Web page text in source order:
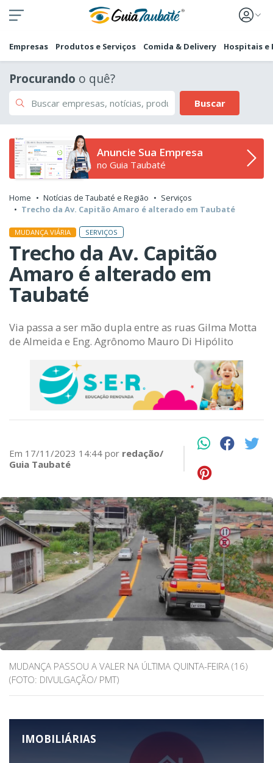
Empresas Produtos e Serviços Comida & Delivery Hospitais e
Procurando o quê?
Buscar
Anuncie Sua Empresa
no Guia Taubaté
Home Notícias de Taubaté e Região
Serviços
Trecho da Av. Capitão Amaro é alterado em Taubaté
MUDANÇA VIÁRIA SERVIÇOS
Trecho da Av. Capitão
Amaro é alterado em
Taubaté
Via passa a ser mão dupla entre as ruas Gilma Motta
de Almeida e Eng. Agrônomo Mauro Di Hipólito
Em 17/11/2023 14:44 por redação/
Guia Taubaté
MUDANÇA PASSOU A VALER NA ÚLTIMA QUINTA-FEIRA (16)
(FOTO: DIVULGAÇÃO/ PMT)
IMOBILIÁRIAS